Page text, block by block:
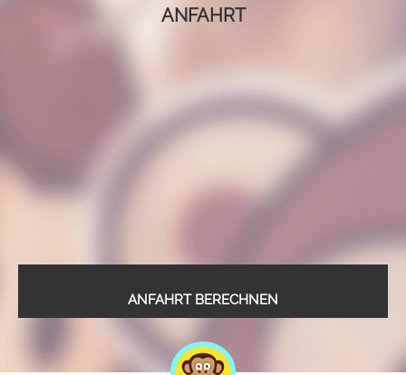
ANFAHRT
ANFAHRT BERECHNEN